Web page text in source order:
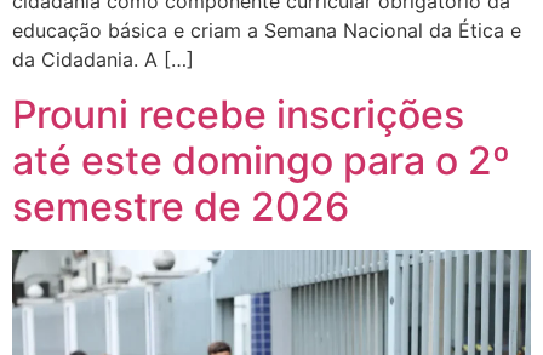
educação básica e criam a Semana Nacional da Ética e
da Cidadania. A […]
Prouni recebe inscrições
até este domingo para o 2º
semestre de 2026